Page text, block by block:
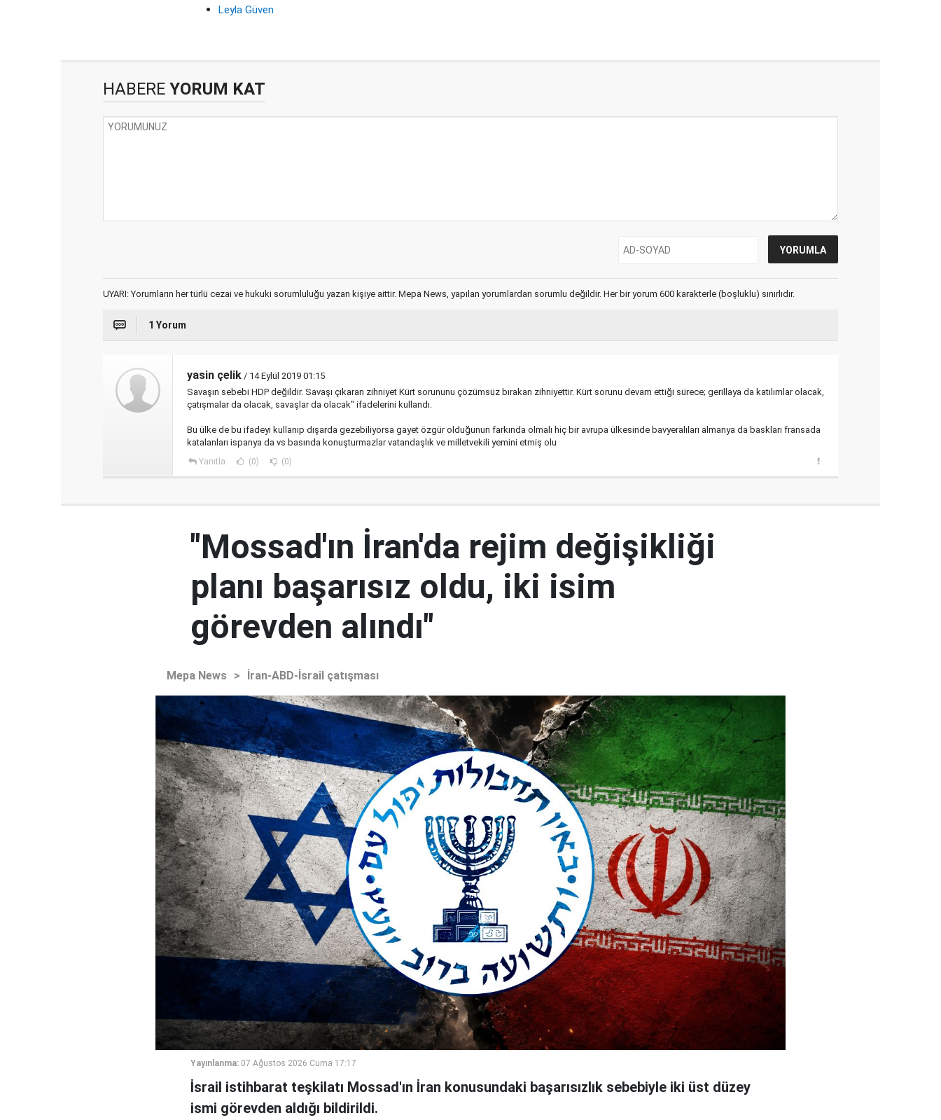
Leyla Güven
HABERE YORUM KAT
UYARI: Yorumların her türlü cezai ve hukuki sorumluluğu yazan kişiye aittir. Mepa News, yapılan yorumlardan sorumlu değildir. Her bir yorum 600 karakterle (boşluklu) sınırlıdır.
1 Yorum
yasin çelik / 14 Eylül 2019 01:15
Savaşın sebebi HDP değildir. Savaşı çıkaran zihniyet Kürt sorununu çözümsüz bırakan zihniyettir. Kürt sorunu devam ettiği sürece; gerillaya da katılımlar olacak,
çatışmalar da olacak, savaşlar da olacak" ifadelerini kullandı.
Bu ülke de bu ifadeyi kullanıp dışarda gezebiliyorsa gayet özgür olduğunun farkında olmalı hiç bir avrupa ülkesinde bavyeralıları almanya da baskları fransada
katalanları ispanya da vs basında konuşturmazlar vatandaşlık ve milletvekili yemini etmiş olu
Yanıtla (0) (0)
"Mossad'ın İran'da rejim değişikliği
planı başarısız oldu, iki isim
görevden alındı"
Mepa News > İran-ABD-İsrail çatışması
Yayınlanma: 07 Ağustos 2026 Cuma 17:17
İsrail istihbarat teşkilatı Mossad'ın İran konusundaki başarısızlık sebebiyle iki üst düzey
ismi görevden aldığı bildirildi.